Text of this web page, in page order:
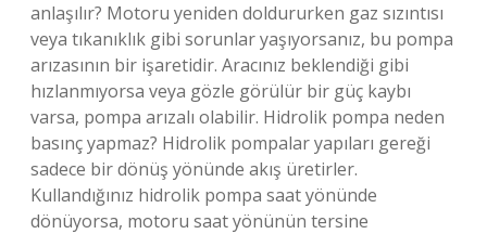
anlaşılır? Motoru yeniden doldururken gaz sızıntısı
veya tıkanıklık gibi sorunlar yaşıyorsanız, bu pompa
arızasının bir işaretidir. Aracınız beklendiği gibi
hızlanmıyorsa veya gözle görülür bir güç kaybı
varsa, pompa arızalı olabilir. Hidrolik pompa neden
basınç yapmaz? Hidrolik pompalar yapıları gereği
sadece bir dönüş yönünde akış üretirler.
Kullandığınız hidrolik pompa saat yönünde
dönüyorsa, motoru saat yönünün tersine